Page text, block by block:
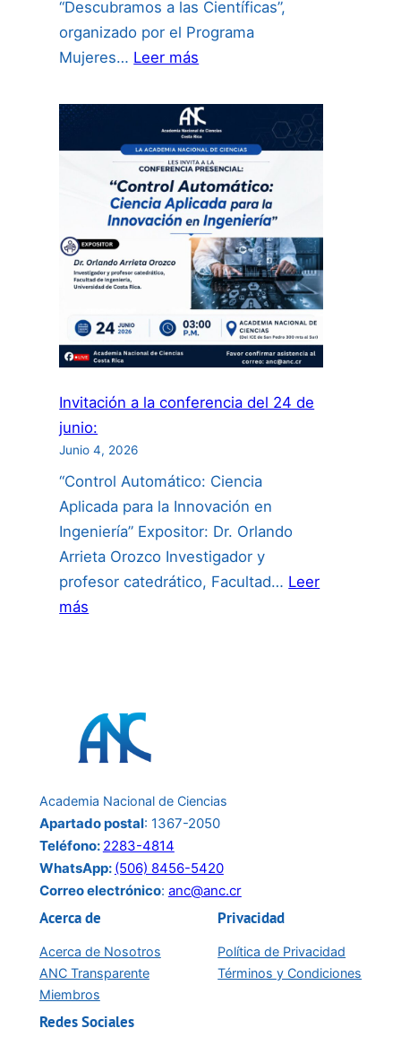
“Descubramos a las Científicas”,
organizado por el Programa
Mujeres… Leer más
Internacional
de
Videos
“Descubramos
a
las
Científicas”:
Invitación a la conferencia del 24 de
junio:
Junio 4, 2026
“Control Automático: Ciencia
Aplicada para la Innovación en
Ingeniería” Expositor: Dr. Orlando
Arrieta Orozco Investigador y
profesor catedrático, Facultad… Leer
más
del
24
junio:
Academia Nacional de Ciencias
Apartado postal: 1367-2050
Teléfono: 2283-4814
WhatsApp: (506) 8456-5420
Correo electrónico: anc@anc.cr
Acerca de
Acerca de Nosotros
ANC Transparente
Miembros
Privacidad
Política de Privacidad
Términos y Condiciones
Redes Sociales